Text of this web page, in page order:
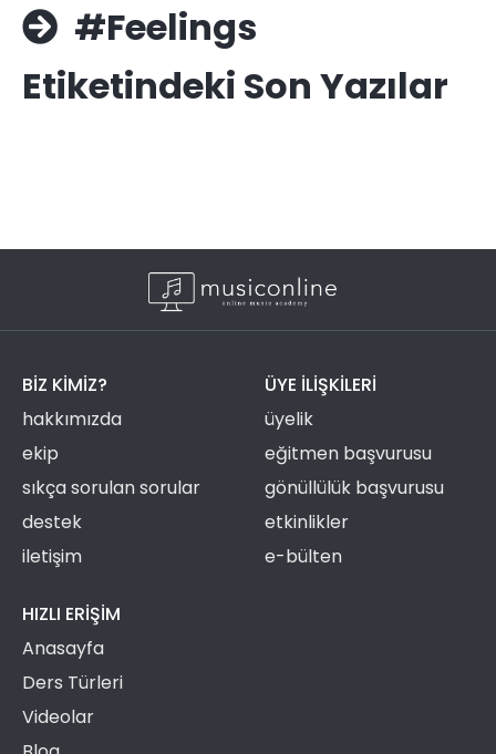
#Feelings
Etiketindeki Son Yazılar
BIZ KIMIZ?
hakkımızda
ekip
sıkça sorulan sorular
destek
iletişim
ÜYE ILIŞKILERI
üyelik
eğitmen başvurusu
gönüllülük başvurusu
etkinlikler
e-bülten
HIZLI ERIŞIM
Anasayfa
Ders Türleri
Videolar